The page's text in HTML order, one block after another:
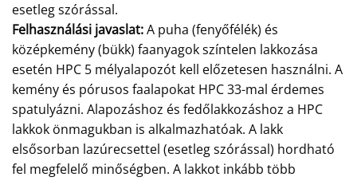
esetleg szórással.
Felhasználási javaslat:A puha (fenyőfélék) és
középkemény (bükk) faanyagok színtelen lakkozása
esetén HPC 5 mélyalapozót kell előzetesen használni. A
kemény és pórusos faalapokat HPC 33-mal érdemes
spatulyázni. Alapozáshoz és fedőlakkozáshoz a HPC
lakkok önmagukban is alkalmazhatóak. A lakk
elsősorban lazúrecsettel (esetleg szórással) hordható
fel megfelelő minőségben. A lakkot inkább több